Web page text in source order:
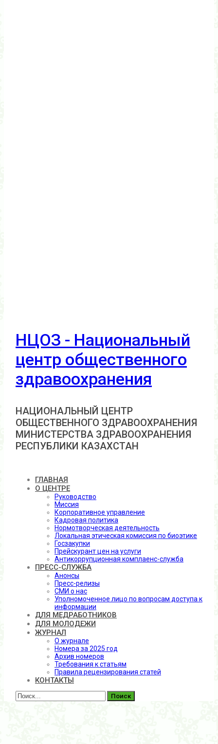
НЦОЗ - Национальный
центр общественного
здравоохранения
НАЦИОНАЛЬНЫЙ ЦЕНТР
ОБЩЕСТВЕННОГО ЗДРАВООХРАНЕНИЯ
МИНИСТЕРСТВА ЗДРАВООХРАНЕНИЯ
РЕСПУБЛИКИ КАЗАХСТАН
ГЛАВНАЯ
О ЦЕНТРЕ
Руководство
Миссия
Корпоративное управление
Кадровая политика
Нормотворческая деятельность
Локальная этическая комиссия по биоэтике
Госзакупки
Прейскурант цен на услуги
Антикоррупционная комплаенс-служба
ПРЕСС-СЛУЖБА
Анонсы
Пресс-релизы
СМИ о нас
Уполномоченное лицо по вопросам доступа к
информации
ДЛЯ МЕДРАБОТНИКОВ
ДЛЯ МОЛОДЕЖИ
ЖУРНАЛ
О журнале
Номера за 2025 год
Архив номеров
Требования к статьям
Правила рецензирования статей
КОНТАКТЫ